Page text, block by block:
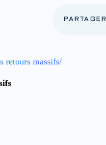
PARTAGER
retours massifs/